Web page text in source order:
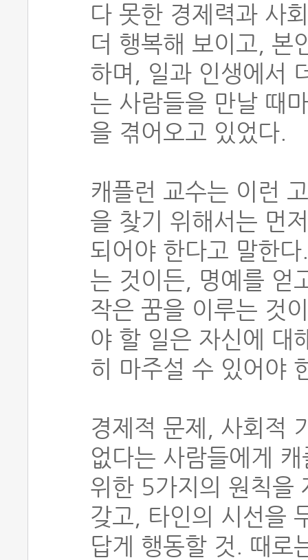
다 못한 경제력과 사
더 행복해 보이고, 본
하며, 일과 인생에서
는 사람들을 만날 때
을 겪어오고 있었다.
캐플런 교수는 이런
을 찾기 위해서는 먼
되어야 한다고 말한
는 것이든, 명예를 얻
작은 꿈을 이루는 것
야 할 일은 자신에 대
히 마주설 수 있어야
경제적 문제, 사회적
없다는 사람들에게
위한 5가지의 원칙을
갖고, 타인의 시선을
답게 행동할 것. 때로